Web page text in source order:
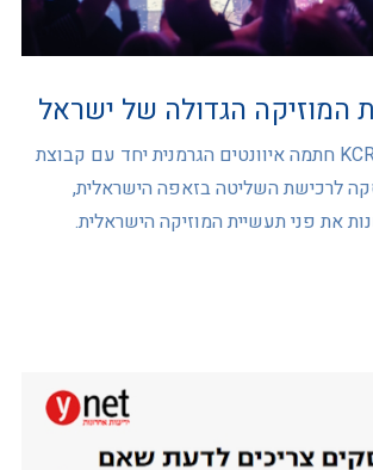
המוזיקה הגדולה של ישראל
בסיועה של חברת KCR חתמה איוונטים הגרמנית יחד עם קבוצת
לרכישת השליטה בזאפה הישראלית,
את פני תעשיית המוזיקה הישראלית.